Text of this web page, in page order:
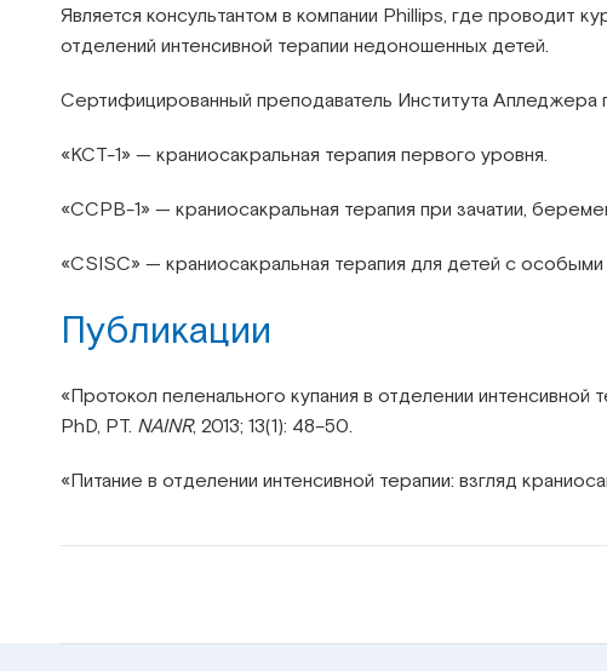
Является консультантом в компании Phillips, где
отделений интенсивной терапии недоношенных детей.
Сертифицированный преподаватель Института Апледжера
«КСТ-1» — краниосакральная терапия первого уровня.
«CCPB-1» — краниосакральная терапия при зачатии,
«CSISC» — краниосакральная терапия для детей с
Публикации
«Протокол пеленального купания в отделении
PhD, PT. NAINR, 2013; 13(1): 48–50.
«Питание в отделении интенсивной терапии: взгляд